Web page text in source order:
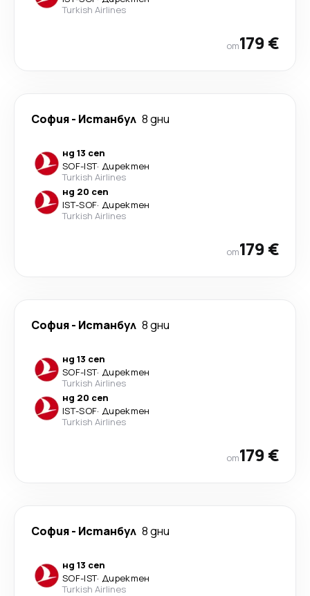
Turkish Airlines
от179 €
София- Истанбул 8 дни
нд 13 сеп
SOF-IST· Директен
Turkish Airlines
нд 20 сеп
IST-SOF· Директен
Turkish Airlines
от179 €
София- Истанбул 8 дни
нд 13 сеп
SOF-IST· Директен
Turkish Airlines
нд 20 сеп
IST-SOF· Директен
Turkish Airlines
от179 €
София- Истанбул 8 дни
нд 13 сеп
SOF-IST· Директен
Turkish Airlines